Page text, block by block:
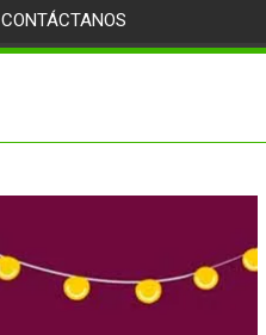
CONTÁCTANOS